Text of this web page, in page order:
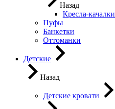
Назад
Кресла-качалки
Пуфы
Банкетки
Оттоманки
Детские
Назад
Детские кровати